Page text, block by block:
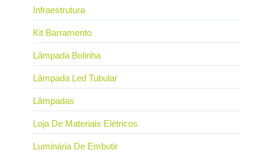
Infraestrutura
Kit Barramento
Lâmpada Bolinha
Lâmpada Led Tubular
Lâmpadas
Loja De Materiais Elétricos
Luminária De Embutir